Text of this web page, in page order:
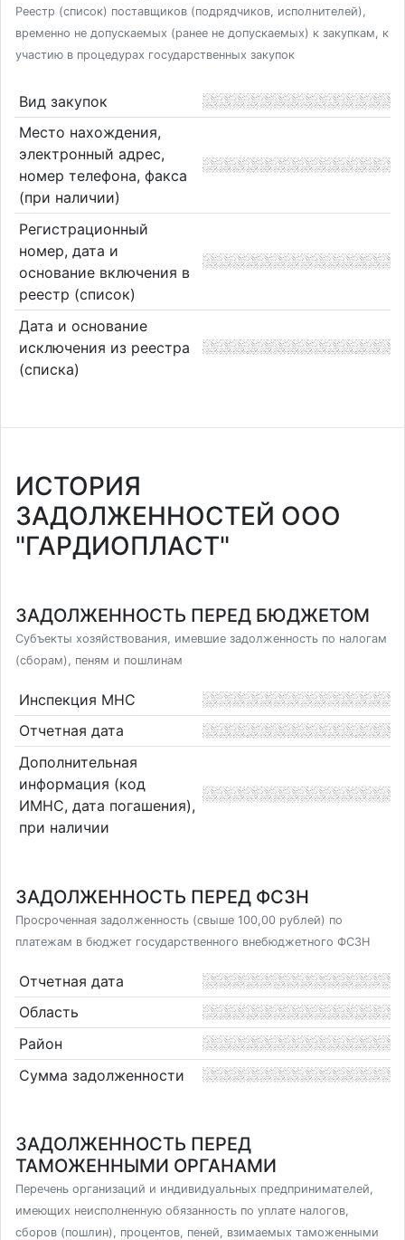
Реестр (список) поставщиков (подрядчиков, исполнителей),
временно не допускаемых (ранее не допускаемых) к закупкам, к
участию в процедурах государственных закупок
Вид закупок
Место нахождения,
электронный адрес,
номер телефона, факса
(при наличии)
Регистрационный
номер, дата и
основание включения в
реестр (список)
Дата и основание
исключения из реестра
(списка)
ИСТОРИЯ
ЗАДОЛЖЕННОСТЕЙ ООО
"ГАРДИОПЛАСТ"
ЗАДОЛЖЕННОСТЬ ПЕРЕД БЮДЖЕТОМ
Субъекты хозяйствования, имевшие задолженность по налогам
(сборам), пеням и пошлинам
Инспекция МНС
Отчетная дата
Дополнительная
информация (код
ИМНС, дата погашения),
при наличии
ЗАДОЛЖЕННОСТЬ ПЕРЕД ФСЗН
Просроченная задолженность (свыше 100,00 рублей) по
платежам в бюджет государственного внебюджетного ФСЗН
Отчетная дата
Область
Район
Сумма задолженности
ЗАДОЛЖЕННОСТЬ ПЕРЕД
ТАМОЖЕННЫМИ ОРГАНАМИ
Перечень организаций и индивидуальных предпринимателей,
имеющих неисполненную обязанность по уплате налогов,
сборов (пошлин), процентов, пеней, взимаемых таможенными